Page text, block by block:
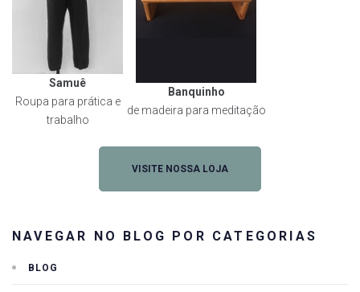
Samuê
Roupa para prática e
trabalho
Banquinho
de madeira para meditação
VISITE NOSSA LOJA
NAVEGAR NO BLOG POR CATEGORIAS
BLOG